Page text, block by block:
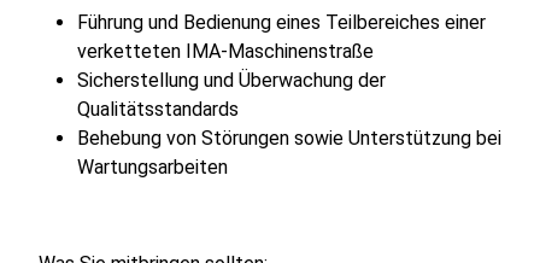
Führung und Bedienung eines Teilbereiches einer
verketteten IMA-Maschinenstraße
Sicherstellung und Überwachung der
Qualitätsstandards
Behebung von Störungen sowie Unterstützung bei
Wartungsarbeiten